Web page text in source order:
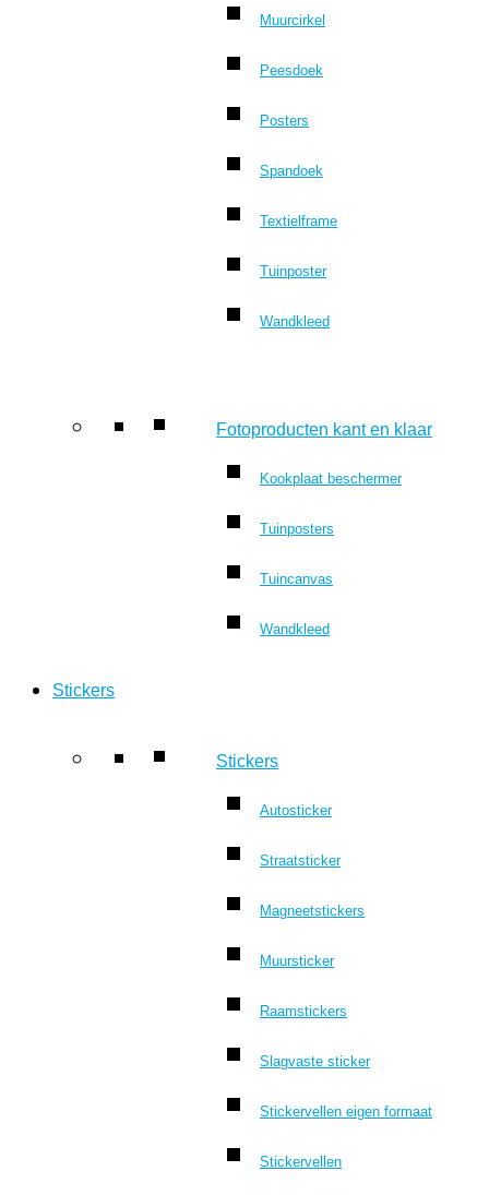
Muurcirkel
Peesdoek
Posters
Spandoek
Textielframe
Tuinposter
Wandkleed
Fotoproducten kant en klaar
Kookplaat beschermer
Tuinposters
Tuincanvas
Wandkleed
Stickers
Stickers
Autosticker
Straatsticker
Magneetstickers
Muursticker
Raamstickers
Slagvaste sticker
Stickervellen eigen formaat
Stickervellen